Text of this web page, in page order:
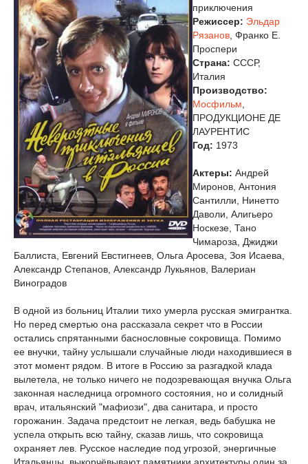
приключения
Режиссер: Эльдар
Рязанов , Франко Е.
Проспери
Страна: CCCР,
Италия
Производство:
Мосфильм
ПРОДУКЦИОНЕ ДЕ
ЛАУРЕНТИС
Год: 1973
Актеры: Андрей
Миронов, Антония
Сантилли, Нинетто
Даволи, Алигьеро
Носкезе, Тано
Чимароза, Джиджи
Баллиста, Евгений Евстигнеев, Ольга Аросева, Зоя Исаева,
Александр Степанов, Александр Лукьянов, Валериан
Виноградов
В одной из больниц Италии тихо умерла русская эмигрантка.
Но перед смертью она рассказала секрет что в России
остались спрятанными баснословные сокровища. Помимо
ее внучки, тайну услышали случайные люди находившиеся в
этот момент рядом. В итоге в Россию за разгадкой клада
вылетела, не только ничего не подозревающая внучка Ольга
законная наследница огромного состояния, но и солидный
врач, итальянский "мафиози", два санитара, и просто
горожанин. Задача предстоит не легкая, ведь бабушка не
успела открыть всю тайну, сказав лишь, что сокровища
охраняет лев. Русское наследие под угрозой, энергичные